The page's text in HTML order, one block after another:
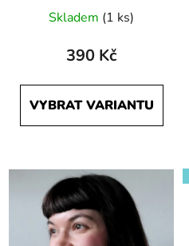
Skladem (1 ks)
390 Kč
VYBRAT VARIANTU